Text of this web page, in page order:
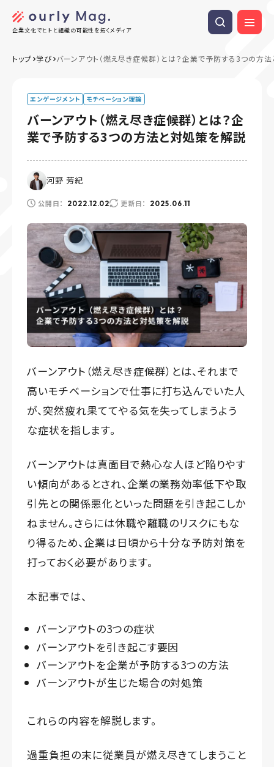
企業文化でヒトと組織の可能性を拓くメディア
トップ 学び バーンアウト（燃え尽き症候群）とは？企業で予防する3つの方
エンゲージメント モチベーション理論
バーンアウト（燃え尽き症候群）とは？企
業で予防する3つの方法と対処策を解説
河野 芳紀
公開日： 2022.12.02 更新日： 2025.06.11
バーンアウト（燃え尽き症候群）とは、それまで
高いモチベーションで仕事に打ち込んでいた人
が、突然疲れ果ててやる気を失ってしまうよう
な症状を指します。
バーンアウトは真面目で熱心な人ほど陥りやす
い傾向があるとされ、企業の業務効率低下や取
引先との関係悪化といった問題を引き起こしか
ねません。さらには休職や離職のリスクにもな
り得るため、企業は日頃から十分な予防対策を
打っておく必要があります。
本記事では、
バーンアウトの3つの症状
バーンアウトを引き起こす要因
バーンアウトを企業が予防する3つの方法
バーンアウトが生じた場合の対処策
これらの内容を解説します。
過重負担の末に従業員が燃え尽きてしまうこと